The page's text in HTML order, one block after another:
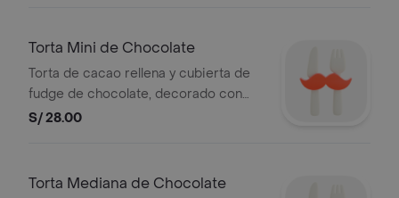
Torta Mini de Chocolate
Torta de cacao rellena y cubierta de
fudge de chocolate, decorado con
nibs. 12 cm diametro.
S/ 28.00
Torta Mediana de Chocolate